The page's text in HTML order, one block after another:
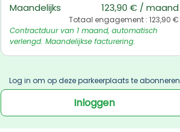
Maandelijks 123,90 € / maand
Totaal engagement : 123,90 €
Contractduur van 1 maand, automatisch
verlengd. Maandelijkse facturering.
Log in om op deze parkeerplaats te abonneren
Inloggen